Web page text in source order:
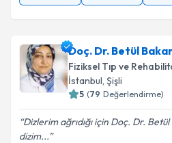
Doç. Dr. Betül
Fiziksel Tıp ve
İstanbul, Şişli
5 (79 Değerlendirme)
Dizlerim ağrıdığı için Doç. Dr.
dizim...